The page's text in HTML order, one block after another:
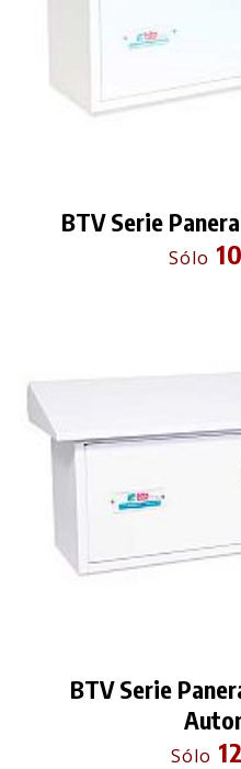
BTV Serie
Sólo
BTV Serie
Sólo